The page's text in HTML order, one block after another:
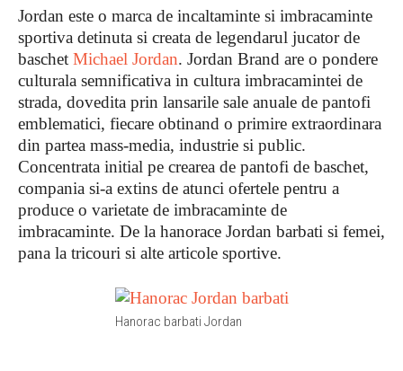
Jordan este o marca de incaltaminte si imbracaminte
sportiva detinuta si creata de legendarul jucator de
baschet Michael Jordan. Jordan Brand are o pondere
culturala semnificativa in cultura imbracamintei de
strada, dovedita prin lansarile sale anuale de pantofi
emblematici, fiecare obtinand o primire extraordinara
din partea mass-media, industrie si public.
Concentrata initial pe crearea de pantofi de baschet,
compania si-a extins de atunci ofertele pentru a
produce o varietate de imbracaminte de
imbracaminte. De la hanorace Jordan barbati si femei,
pana la tricouri si alte articole sportive.
Hanorac barbati Jordan